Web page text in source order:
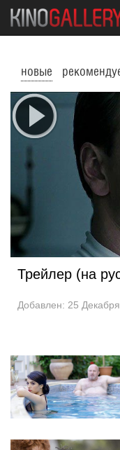
новые
Трейлер (на
Добавлен: 25